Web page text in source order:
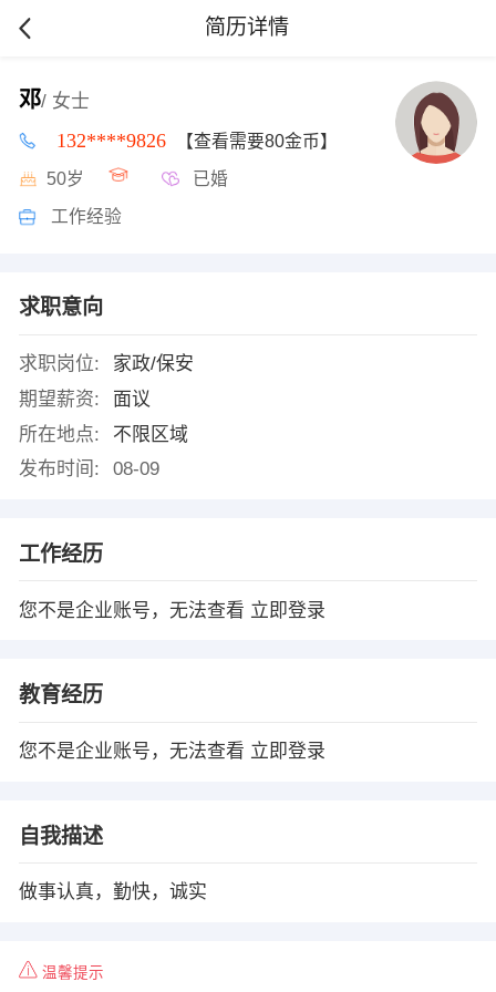
简历详情
邓/ 女士
132****9826 【查看需要80金币】
50岁 已婚
工作经验
求职意向
求职岗位:
家政/保安
期望薪资:
面议
所在地点:
不限区域
发布时间:
08-09
工作经历
您不是企业账号，无法查看 立即登录
教育经历
您不是企业账号，无法查看 立即登录
自我描述
做事认真，勤快，诚实
温馨提示